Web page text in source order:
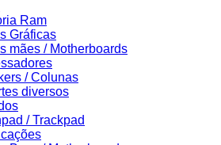
Ram
Gráficas
mães / Motherboards
/ Colunas
diversos
/ Trackpad